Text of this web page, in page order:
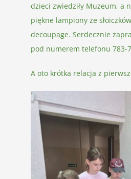
dzieci zwiedziły Muzeum, a
piękne lampiony ze
decoupage. Serdecznie
pod numerem telefonu 783-
A oto krótka relacja z